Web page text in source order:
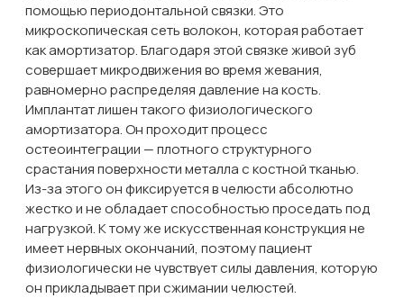
помощью периодонтальной связки. Это
микроскопическая сеть волокон, которая работает
как амортизатор. Благодаря этой связке живой зуб
совершает микродвижения во время жевания,
равномерно распределяя давление на кость.
Имплантат лишен такого физиологического
амортизатора. Он проходит процесс
остеоинтеграции — плотного структурного
срастания поверхности металла с костной тканью.
Из-за этого он фиксируется в челюсти абсолютно
жестко и не обладает способностью проседать под
нагрузкой. К тому же искусственная конструкция не
имеет нервных окончаний, поэтому пациент
физиологически не чувствует силы давления, которую
он прикладывает при сжимании челюстей.